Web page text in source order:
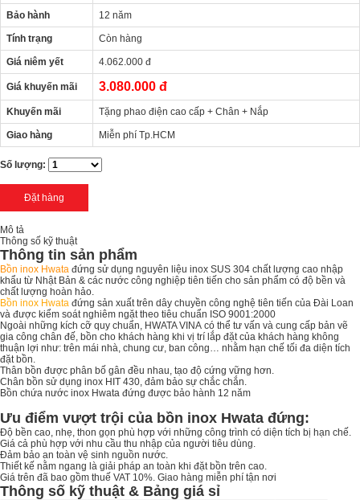
Bảo hành 12 năm
Tính trạng Còn hàng
Giá niêm yết 4.062.000 đ
Giá khuyến mãi 3.080.000 đ
Khuyến mãi Tặng phao điện cao cấp + Chân + Nắp
Giao hàng Miễn phí Tp.HCM
Số lượng:
Mô tả
Thông số kỹ thuật
Thông tin sản phẩm
Bồn inox Hwata đứng sử dụng nguyên liệu inox SUS 304 chất lượng cao nhập
khẩu từ Nhật Bản & các nước công nghiệp tiên tiến cho sản phẩm có độ bền và
chất lượng hoàn hảo.
Bồn inox Hwata đứng sản xuất trên dây chuyền công nghệ tiên tiến của Đài Loan
và được kiểm soát nghiêm ngặt theo tiêu chuẩn ISO 9001:2000
Ngoài những kích cỡ quy chuẩn, HWATA VINA có thể tư vấn và cung cấp bản vẽ
gia công chân đế, bồn cho khách hàng khi vị trí lắp đặt của khách hàng không
thuận lợi như: trên mái nhà, chung cư, ban công… nhằm hạn chế tối đa diện tích
đặt bồn.
Thân bồn được phân bố gân đều nhau, tạo độ cứng vững hơn.
Chân bồn sử dụng inox HIT 430, đảm bảo sự chắc chắn.
Bồn chứa nước inox Hwata đứng được bảo hành 12 năm
Ưu điểm vượt trội của bồn inox Hwata đứng:
Độ bền cao, nhẹ, thon gọn phù hợp với những công trình có diện tích bị hạn chế.
Giá cả phù hợp với nhu cầu thu nhập của người tiêu dùng.
Đảm bảo an toàn vệ sinh nguồn nước.
Thiết kế nằm ngang là giải pháp an toàn khi đặt bồn trên cao.
Giá trên đã bao gồm thuế VAT 10%. Giao hàng miễn phí tận nơi
Thông số kỹ thuật & Bảng giá sỉ